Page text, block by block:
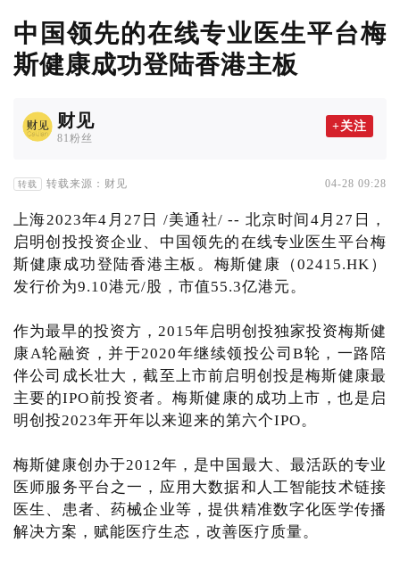
中国领先的在线专业医生平台梅
斯健康成功登陆香港主板
财见
81粉丝
+关注
转载 转载来源：财见 04-28 09:28
上海2023年4月27日 /美通社/ -- 北京时间4月27日，
启明创投投资企业、中国领先的在线专业医生平台梅
斯健康成功登陆香港主板。梅斯健康（02415.HK）
发行价为9.10港元/股，市值55.3亿港元。
作为最早的投资方，2015年启明创投独家投资梅斯健
康A轮融资，并于2020年继续领投公司B轮，一路陪
伴公司成长壮大，截至上市前启明创投是梅斯健康最
主要的IPO前投资者。梅斯健康的成功上市，也是启
明创投2023年开年以来迎来的第六个IPO。
梅斯健康创办于2012年，是中国最大、最活跃的专业
医师服务平台之一，应用大数据和人工智能技术链接
医生、患者、药械企业等，提供精准数字化医学传播
解决方案，赋能医疗生态，改善医疗质量。